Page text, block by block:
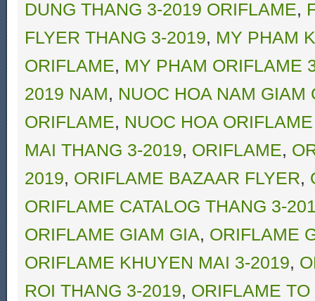
DUNG THANG 3-2019 ORIFLAME,
FLYER THANG 3-2019, MY PHAM
ORIFLAME, MY PHAM ORIFLAME
2019 NAM, NUOC HOA NAM GIAM
ORIFLAME, NUOC HOA
MAI THANG 3-2019, ORIFLAME,
2019, ORIFLAME BAZAAR FLYER,
ORIFLAME CATALOG THANG 3-
ORIFLAME GIAM GIA, ORIFLAME
ORIFLAME KHUYEN MAI 3-2019,
ROI THANG 3-2019, ORIFLAME